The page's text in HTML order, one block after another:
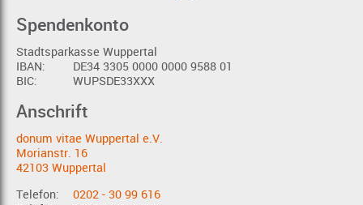
Spendenkonto
Stadtsparkasse Wuppertal
IBAN:
DE34 3305 0000 0000 9588 01
BIC:
WUPSDE33XXX
Anschrift
donum vitae Wuppertal e.V.
Morianstr. 16
42103 Wuppertal
Telefon:
0202 - 30 99 616